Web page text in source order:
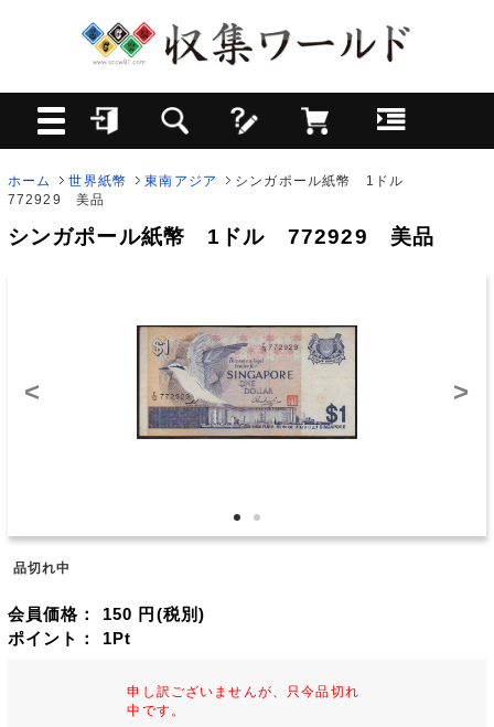
ホーム 世界紙幣 東南アジア
シンガポール紙幣 1ドル
772929 美品
シンガポール紙幣 1ドル 772929 美品
< >
品切れ中
会員価格： 150 円(税別)
ポイント： 1Pt
申し訳ございませんが、只今品切れ
中です。